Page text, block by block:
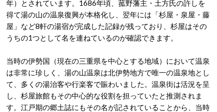
年）とされています。 1686年頃、菰野藩主・土方氏の許しを
得て湯の山の温泉復興が本格化し、翌年には「杉屋・泉屋・藤
屋」など8軒の湯宿が完成した記録が残っており、杉屋はその
うちの1つとして名を連ねているのが確認できます。
当時の伊勢国（現在の三重県を中心とする地域）において温泉
は非常に珍しく、湯の山温泉は北伊勢地方で唯一の温泉地とし
て、多くの湯治客や行楽客で賑わいました。 温泉街は活況を呈
し、杉屋旅館もその中心的な役割を担っていたと推測されま
す。江戸期の郷土誌にもその名が記されていることから、当時